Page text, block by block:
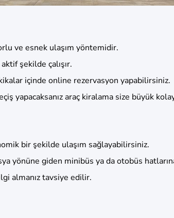
ve esnek ulaşım yöntemidir.
şekilde çalışır.
içinde online rezervasyon yapabilirsiniz.
yapacaksanız araç kiralama size büyük
bir şekilde ulaşım sağlayabilirsiniz.
yönüne giden minibüs ya da otobüs
almanız tavsiye edilir.